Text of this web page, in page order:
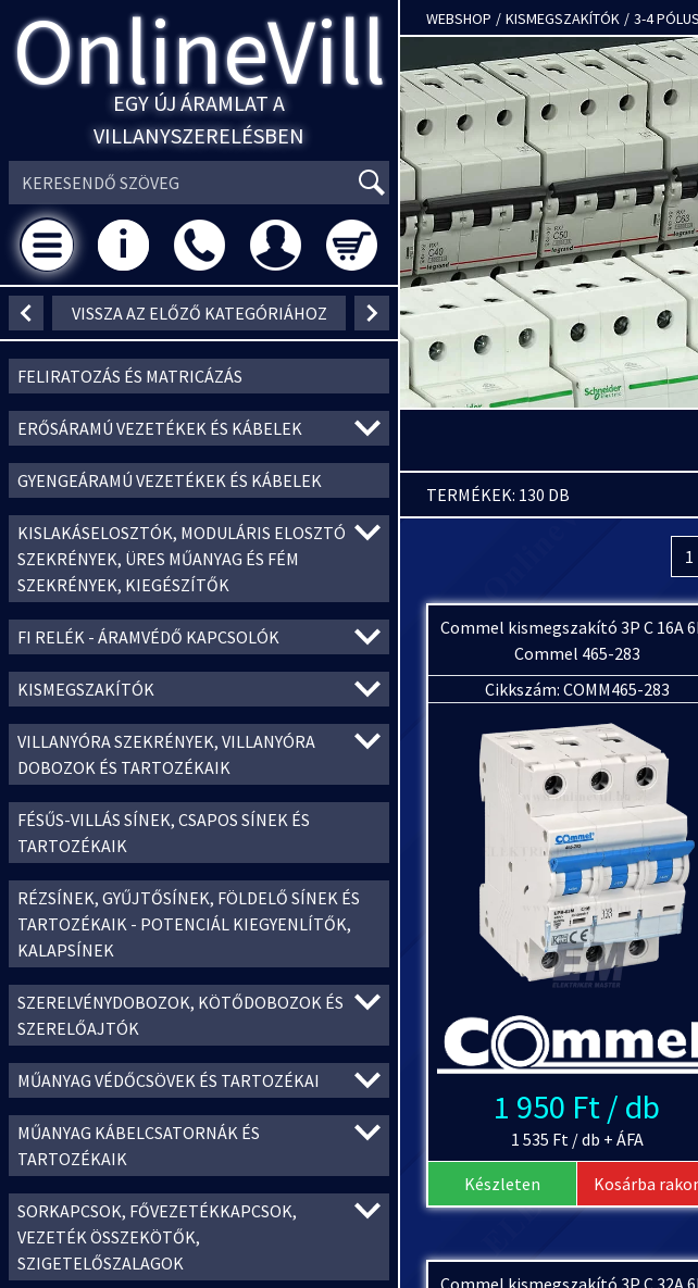
OnlineVill
EGY ÚJ ÁRAMLAT A
VILLANYSZERELÉSBEN
VISSZA AZ ELŐZŐ KATEGÓRIÁHOZ
FELIRATOZÁS ÉS MATRICÁZÁS
ERŐSÁRAMÚ VEZETÉKEK ÉS KÁBELEK
GYENGEÁRAMÚ VEZETÉKEK ÉS KÁBELEK
KISLAKÁSELOSZTÓK, MODULÁRIS ELOSZTÓ
SZEKRÉNYEK, ÜRES MŰANYAG ÉS FÉM
SZEKRÉNYEK, KIEGÉSZÍTŐK
FI RELÉK - ÁRAMVÉDŐ KAPCSOLÓK
KISMEGSZAKÍTÓK
VILLANYÓRA SZEKRÉNYEK, VILLANYÓRA
DOBOZOK ÉS TARTOZÉKAIK
FÉSŰS-VILLÁS SÍNEK, CSAPOS SÍNEK ÉS
TARTOZÉKAIK
RÉZSÍNEK, GYŰJTŐSÍNEK, FÖLDELŐ SÍNEK ÉS
TARTOZÉKAIK - POTENCIÁL KIEGYENLÍTŐK,
KALAPSÍNEK
SZERELVÉNYDOBOZOK, KÖTŐDOBOZOK ÉS
SZERELŐAJTÓK
MŰANYAG VÉDŐCSÖVEK ÉS TARTOZÉKAI
MŰANYAG KÁBELCSATORNÁK ÉS
TARTOZÉKAIK
SORKAPCSOK, FŐVEZETÉKKAPCSOK,
VEZETÉK ÖSSZEKÖTŐK,
SZIGETELŐSZALAGOK
WEBSHOP / KISMEGSZAKÍTÓK / 3-4
TERMÉKEK: 130 DB
1
Commel kismegszakító 3P C 16A
Commel 465-283
Cikkszám: COMM465-283
1 950 Ft / db
1 535 Ft / db + ÁFA
Készleten Kosárba